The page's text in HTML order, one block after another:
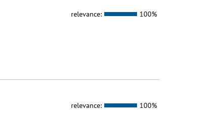
relevance: 100%
relevance: 100%